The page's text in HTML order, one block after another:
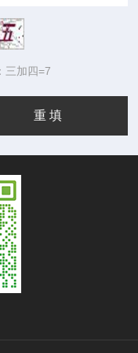
三加四=7